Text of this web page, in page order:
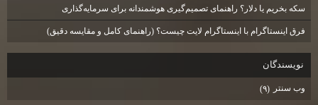
سکه بخریم یا دلار؟ راهنمای تصمیم‌گیری هوشمندانه برای سرمایه‌گذاری
فرق اینستاگرام با اینستاگرام لایت چیست؟ (راهنمای کامل و مقایسه دقیق)
نويسندگان
وب سنتر (۹)